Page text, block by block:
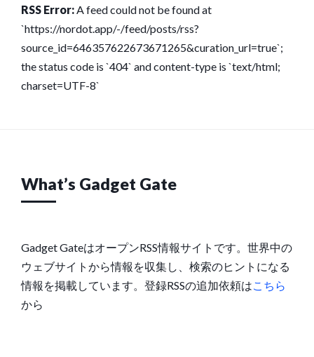
RSS Error:A feed could not be found at
`https://nordot.app/-/feed/posts/rss?
source_id=646357622673671265&curation_url=true`;
the status code is `404` and content-type is `text/html;
charset=UTF-8`
What’s Gadget Gate
Gadget GateはオープンRSS情報サイトです。世界中の
ウェブサイトから情報を収集し、検索のヒントになる
情報を掲載しています。登録RSSの追加依頼は こちら
から